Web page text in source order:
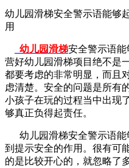
幼儿园滑梯安全警示语能够
用
幼儿园滑梯安全警示语
营好幼儿园滑梯项目绝不是
都要考虑的非常明显，而且
虑清楚。安全的问题是所有
小孩子在玩的过程当中出现
够真正负得起责任。
幼儿园滑梯安全警示语能
到提示安全的作用。很有可
的是比较开心的，就忽略了